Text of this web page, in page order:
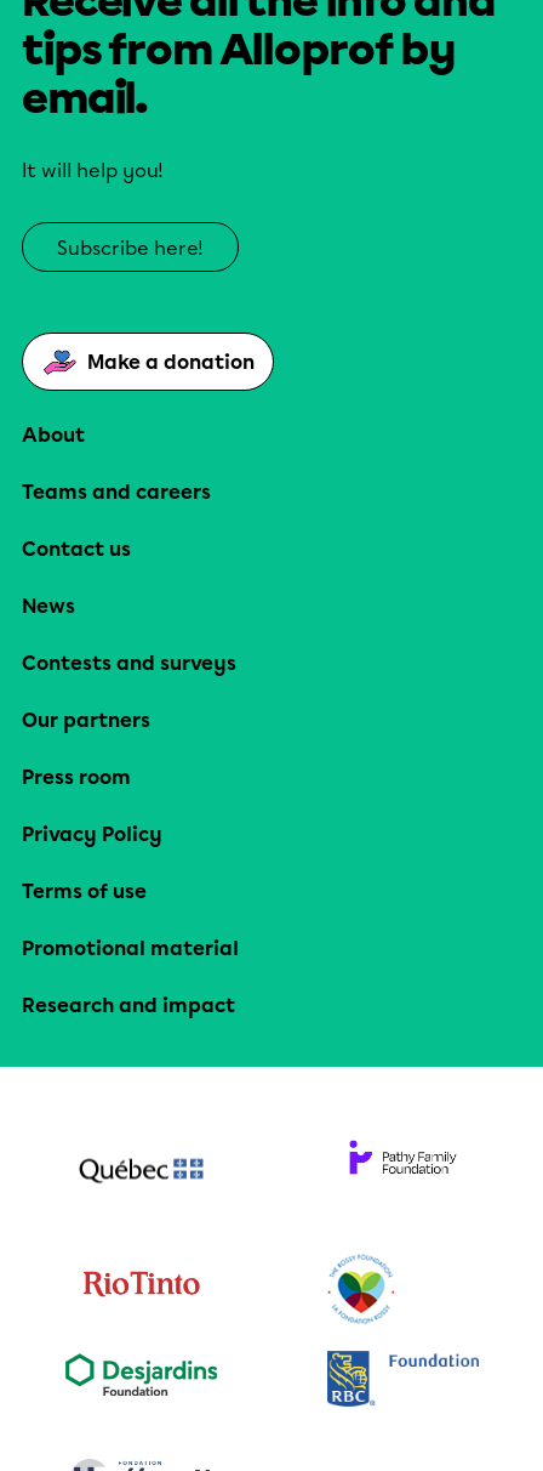
tips from Alloprof by
email.
It will help you!
Subscribe here!
Make a donation
About
Teams and careers
Contact us
News
Contests and surveys
Our partners
Press room
Privacy Policy
Terms of use
Promotional material
Research and impact